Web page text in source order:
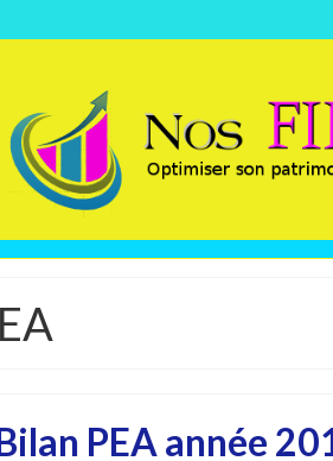
PEA année